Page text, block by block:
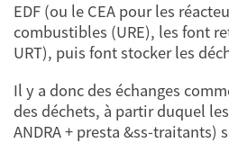
EDF (ou le CEA pour les
combustibles (URE), les font
URT), puis font stocker les
Il y a donc des échanges
des déchets, à partir duquel
ANDRA + presta &ss-traitants)